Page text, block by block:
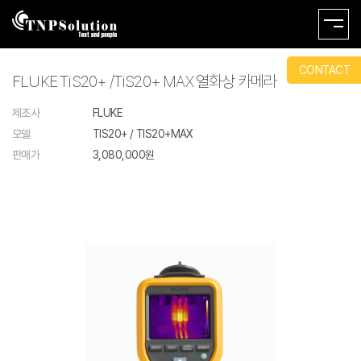
FLUKE TiS20+ /TiS20+ MAX 열화상 카메라
제조사
FLUKE
모델
TIS20+ / TIS20+MAX
판매가
3,080,000원
CONTACT